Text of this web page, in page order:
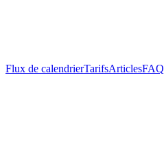
Flux de calendrierTarifsArticlesFAQ